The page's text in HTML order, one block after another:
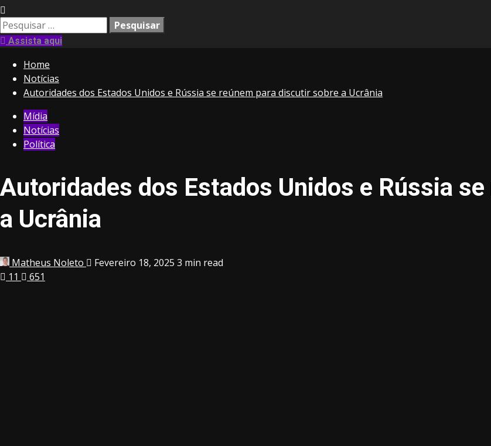
Pesquisar
por:Assista aqui
Home
Notícias
Autoridades dos Estados Unidos e Rússia se reúnem para discutir sobre a Ucrânia
Mídia
Notícias
Política
Autoridades dos Estados Unidos e Rússia
a Ucrânia
Matheus Noleto Fevereiro 18, 2025 3 min read
11
651